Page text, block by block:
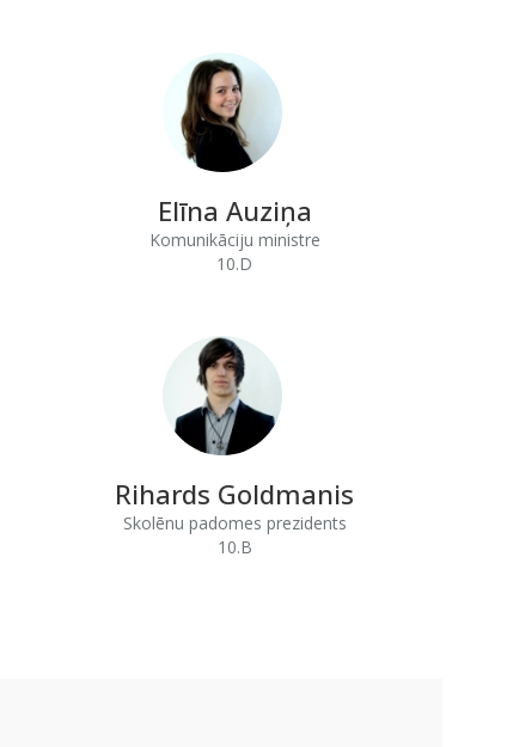
Elīna Auziņa
Komunikāciju ministre
10.D
Rihards Goldmanis
Skolēnu padomes prezidents
10.B